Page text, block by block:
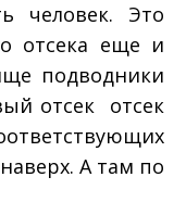
человек. Это
отсека еще и
подводники
отсек ­ отсек
А там по